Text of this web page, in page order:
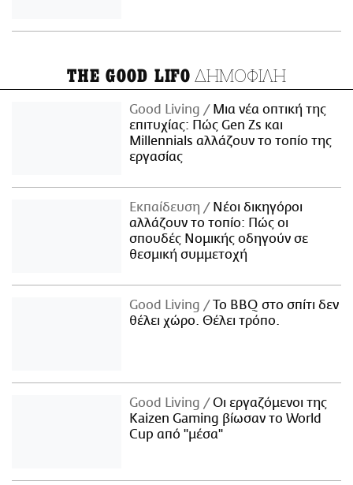
THE GOOD LIFO ΔΗΜΟΦΙΛΗ
Good Living
Μια νέα οπτική της
επιτυχίας: Πώς Gen Zs και
Millennials αλλάζουν το τοπίο της
εργασίας
Εκπαίδευση
Νέοι δικηγόροι
αλλάζουν το τοπίο: Πώς οι
σπουδές Νομικής οδηγούν σε
θεσμική συμμετοχή
Good Living
Το BBQ στο σπίτι δεν
θέλει χώρο. Θέλει τρόπο.
Good Living
Οι εργαζόμενοι της
Kaizen Gaming βίωσαν το World
Cup από "μέσα"